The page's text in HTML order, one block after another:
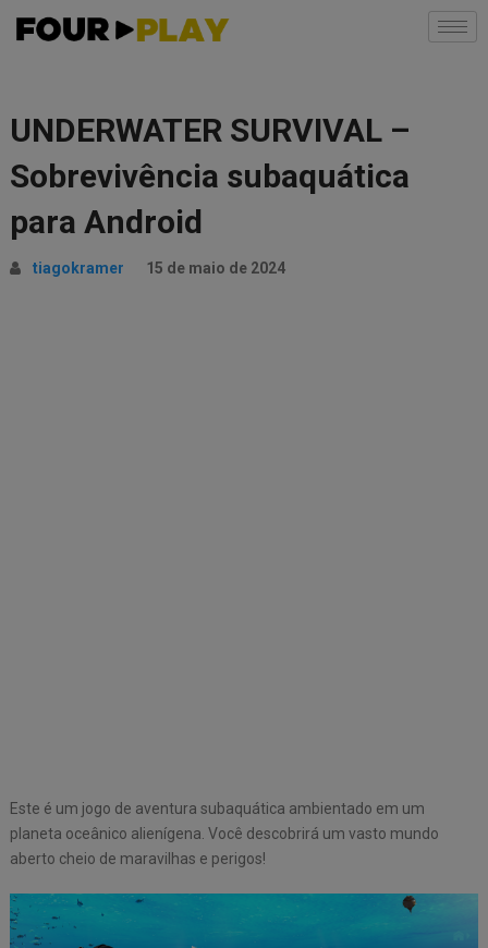
UNDERWATER SURVIVAL –
Sobrevivência subaquática
para Android
tiagokramer 15 de maio de 2024
Este é um jogo de aventura subaquática ambientado em um
planeta oceânico alienígena. Você descobrirá um vasto mundo
aberto cheio de maravilhas e perigos!